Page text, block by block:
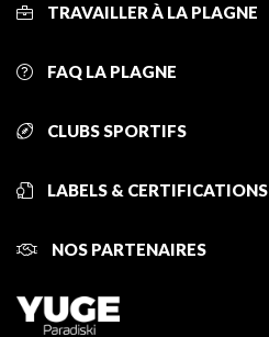
TRAVAILLER À LA PLAGNE
FAQ LA PLAGNE
CLUBS SPORTIFS
LABELS & CERTIFICATIONS
NOS PARTENAIRES